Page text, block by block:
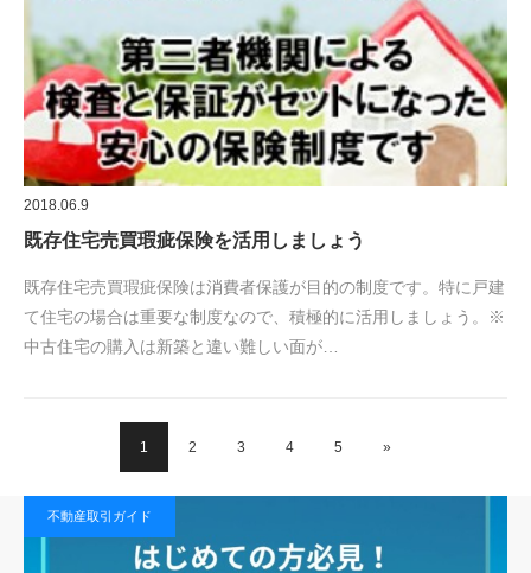
2018.06.9
既存住宅売買瑕疵保険を活用しましょう
既存住宅売買瑕疵保険は消費者保護が目的の制度です。特に戸建
て住宅の場合は重要な制度なので、積極的に活用しましょう。※
中古住宅の購入は新築と違い難しい面が…
1 2 3 4 5 »
不動産取引ガイド